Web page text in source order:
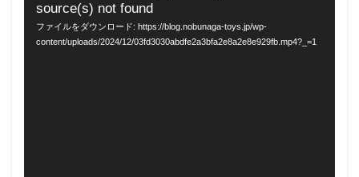
レ
source(s) not found
ファイルをダウンロード: https://blog.nobunaga-toys.jp/wp-
content/uploads/2024/12/03fd3030abdfe2a3bfa2e8a2e8e929fb.mp4?_=1